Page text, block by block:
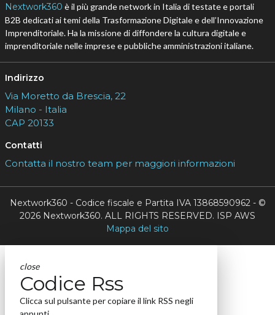
Nextwork360 è il più grande network in Italia di testate e portali
B2B dedicati ai temi della Trasformazione Digitale e dell’Innovazione
Imprenditoriale. Ha la missione di diffondere la cultura digitale e
imprenditoriale nelle imprese e pubbliche amministrazioni italiane.
Indirizzo
Via Moretto da Brescia, 22
Milano - Italia
CAP 20133
Contatti
Contatta il nostro team per maggiori informazioni
Nextwork360 - Codice fiscale e Partita IVA 13868590962 - ©
2026 Nextwork360. ALL RIGHTS RESERVED. ISP AWS
Mappa del sito
close
Codice Rss
Clicca sul pulsante per copiare il link RSS negli